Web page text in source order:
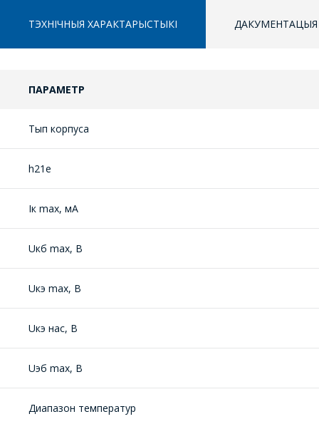
ТЭХНІЧНЫЯ ХАРАКТАРЫСТЫКІ ДАКУМЕНТАЦЫЯ
ПАРАМЕТР
Тып корпуса
h21е
Iк max, мА
Uкб max, В
Uкэ max, В
Uкэ нас, В
Uэб max, В
Диапазон температур